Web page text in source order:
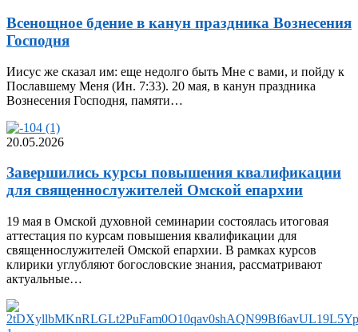
Всенощное бдение в канун праздника Вознесения
Господня
Иисус же сказал им: еще недолго быть Мне с вами, и пойду к
Пославшему Меня (Ин. 7:33). 20 мая, в канун праздника
Вознесения Господня, памяти…
20.05.2026
Завершились курсы повышения квалификации
для священнослужителей Омской епархии
19 мая в Омской духовной семинарии состоялась итоговая
аттестация по курсам повышения квалификации для
священнослужителей Омской епархии. В рамках курсов
клирики углубляют богословские знания, рассматривают
актуальные…